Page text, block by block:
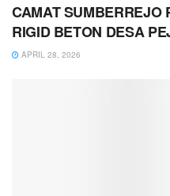
CAMAT SUMBERREJO
RIGID BETON DESA
APRIL 28, 2026